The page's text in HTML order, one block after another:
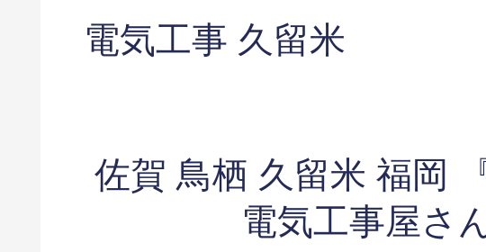
電気工事 久留米
佐賀 鳥栖 久留米 福岡
電気工事屋さん